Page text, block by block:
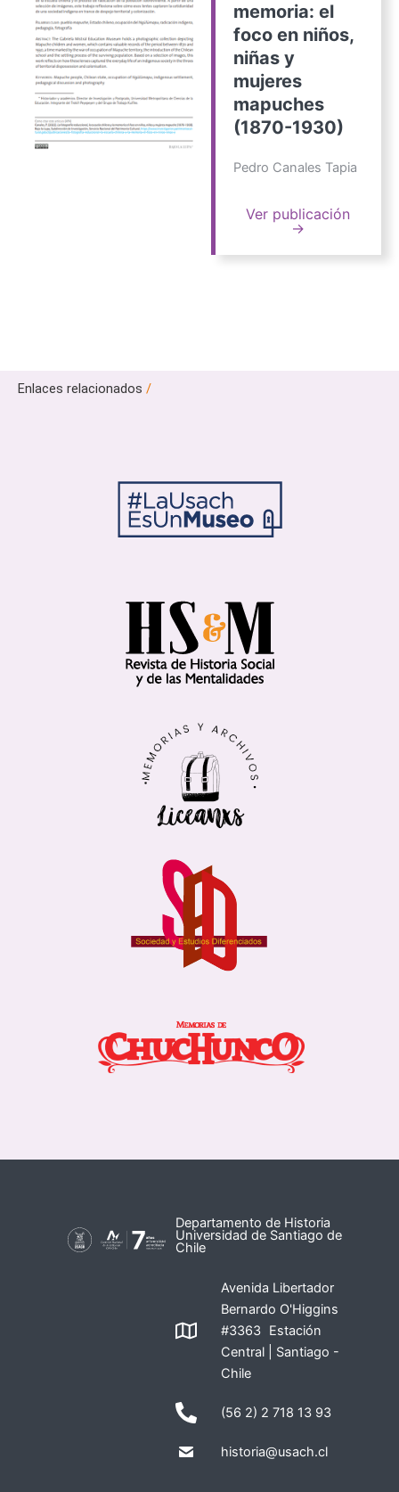
memoria: el
foco en niños,
niñas y
mujeres
mapuches
(1870-1930)
Pedro Canales Tapia
Ver publicación
→
Enlaces relacionados /
Departamento de Historia
Universidad de Santiago de
Chile
Avenida Libertador
Bernardo O'Higgins
#3363 Estación
Central | Santiago -
Chile
(56 2) 2 718 13 93
historia@usach.cl